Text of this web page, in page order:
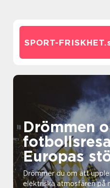
SPORT-FRISKHET.
Drömmen
Europas
live
Drömmer du om att
elektriska atmosfären på